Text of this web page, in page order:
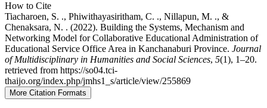
How to Cite
Tiacharoen, S. ., Phiwithayasiritham, C. ., Nillapun, M. ., &
Chenaksara, N. . (2022). Building the Systems, Mechanism and
Networking Model for Collaborative Educational Administration of
Educational Service Office Area in Kanchanaburi Province. Journal
of Multidisciplinary in Humanities and Social Sciences, 5(1), 1–20.
retrieved from https://so04.tci-
thaijo.org/index.php/jmhs1_s/article/view/255869
More Citation Formats